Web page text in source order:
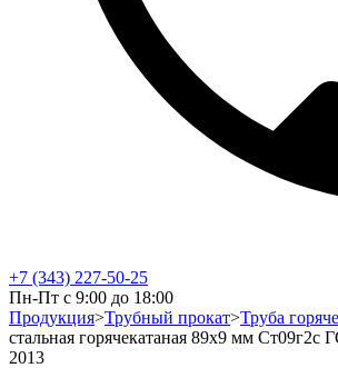
+7 (343) 227-50-25
Пн-Пт с 9:00 до 18:00
Продукция>Трубный прокат>Труба
стальная горячекатаная 89х9 мм Ст09г2с
2013